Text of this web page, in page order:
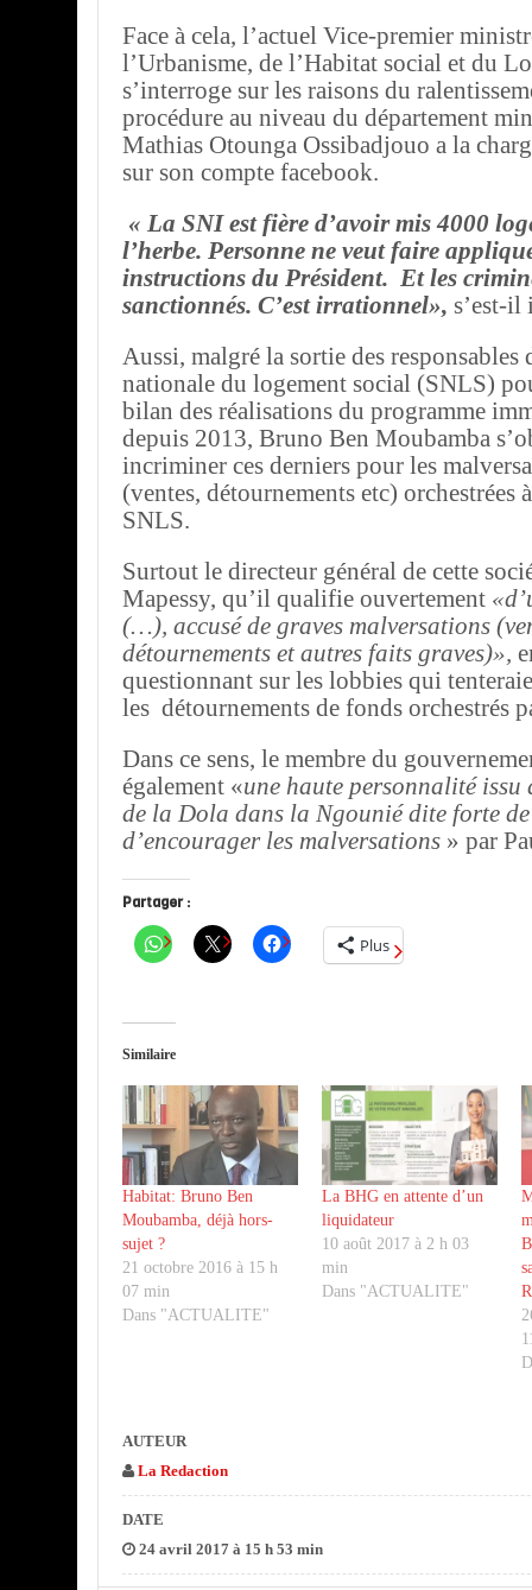
Face à cela, l’actuel Vice-premier
l’Urbanisme, de l’Habitat social et du
s’interroge sur les raisons du
procédure au niveau du département
Mathias Otounga Ossibadjouo a la
sur son compte facebook.
« La SNI est fière d’avoir mis 4000
l’herbe. Personne ne veut faire
instructions du Président. Et les
sanctionnés. C’est irrationnel», s’est-il
Aussi, malgré la sortie des responsables
nationale du logement social (SNLS)
bilan des réalisations du programme
depuis 2013, Bruno Ben Moubamba
incriminer ces derniers pour les
(ventes, détournements etc) orchestrées
SNLS.
Surtout le directeur général de cette
Mapessy, qu’il qualifie ouvertement
(…), accusé de graves malversations
détournements et autres faits graves)»,
questionnant sur les lobbies qui
les détournements de fonds orchestrés
Dans ce sens, le membre du
également «une haute personnalité issu
de la Dola dans la Ngounié dite forte
d’encourager les malversations » par
Partager :
Plus
Similaire
Habitat: Bruno Ben
Moubamba, déjà hors-
sujet ?
21 octobre 2016 à 15 h
07 min
Dans "ACTUALITE"
La BHG en attente d’un
liquidateur
10 août 2017 à 2 h 03
min
Dans "ACTUALITE"
AUTEUR
La Redaction
DATE
24 avril 2017 à 15 h 53 min